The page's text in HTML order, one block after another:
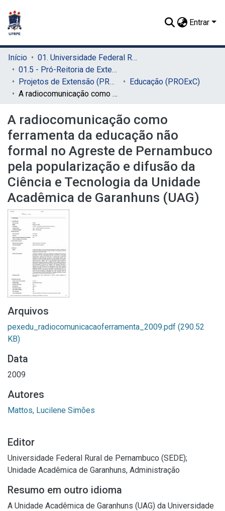
Entrar
Início
01. Universidade Federal Rural de Pernambuco - UFRPE (Sede)
01.5 - Pró-Reitoria de Extensão, Cultura e Cidadania (PROExC)
Projetos de Extensão (PROExC)
Educação (PROExC)
A radiocomunicação como ferramenta da educação não formal no Agreste de Pernambuco pela popularização e difusão da Ciência e Tecnologia da Unidade Acadêmica de Garanhuns (UAG)
A radiocomunicação como
ferramenta da educação não
formal no Agreste de Pernambuco
pela popularização e difusão da
Ciência e Tecnologia da Unidade
Acadêmica de Garanhuns (UAG)
Arquivos
pexedu_radiocomunicacaoferramenta_2009.pdf (290.52
KB)
Data
2009
Autores
Mattos, Lucilene Simões
Editor
Universidade Federal Rural de Pernambuco (SEDE);
Unidade Acadêmica de Garanhuns, Administração
Resumo em outro idioma
A Unidade Acadêmica de Garanhuns (UAG) da Universidade